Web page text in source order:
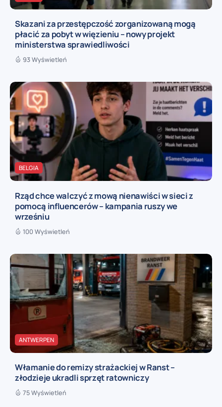
Skazani za przestępczość zorganizowaną mogą
płacić za pobyt w więzieniu – nowy projekt
ministerstwa sprawiedliwości
93 Wyświetleń
BELGIA
Rząd chce walczyć z mową nienawiści w sieci z
pomocą influencerów – kampania ruszy we
wrześniu
100 Wyświetleń
ANTWERPEN
Włamanie do remizy strażackiej w Ranst –
złodzieje ukradli sprzęt ratowniczy
75 Wyświetleń